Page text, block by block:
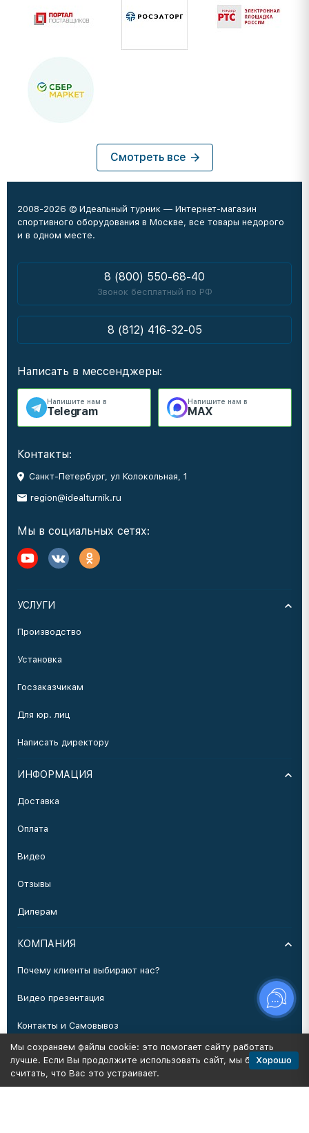
Смотреть все
2008-2026 © Идеальный турник — Интернет-магазин
спортивного оборудования в Москве, все товары недорого
и в одном месте.
8 (800) 550-68-40
Звонок бесплатный по РФ
8 (812) 416-32-05
Написать в мессенджеры:
Напишите нам в
Telegram
Напишите нам в
MAX
Контакты:
Санкт-Петербург, ул Колокольная, 1
region@idealturnik.ru
Мы в социальных сетях:
УСЛУГИ
Производство
Установка
Госзаказчикам
Для юр. лиц
Написать директору
ИНФОРМАЦИЯ
Доставка
Оплата
Видео
Отзывы
Дилерам
КОМПАНИЯ
Почему клиенты выбирают нас?
Видео презентация
Контакты и Самовывоз
Производство
Мы сохраняем файлы cookie: это помогает сайту работать
лучше. Если Вы продолжите использовать сайт, мы будем
считать, что Вас это устраивает.
Хорошо